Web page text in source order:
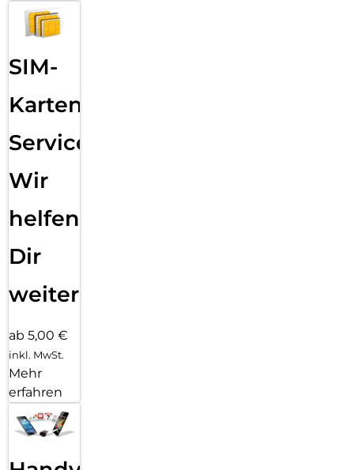
SIM-
Karten
Service:
Wir
helfen
Dir
weiter
ab 5,00 €
inkl. MwSt.
Mehr
erfahren